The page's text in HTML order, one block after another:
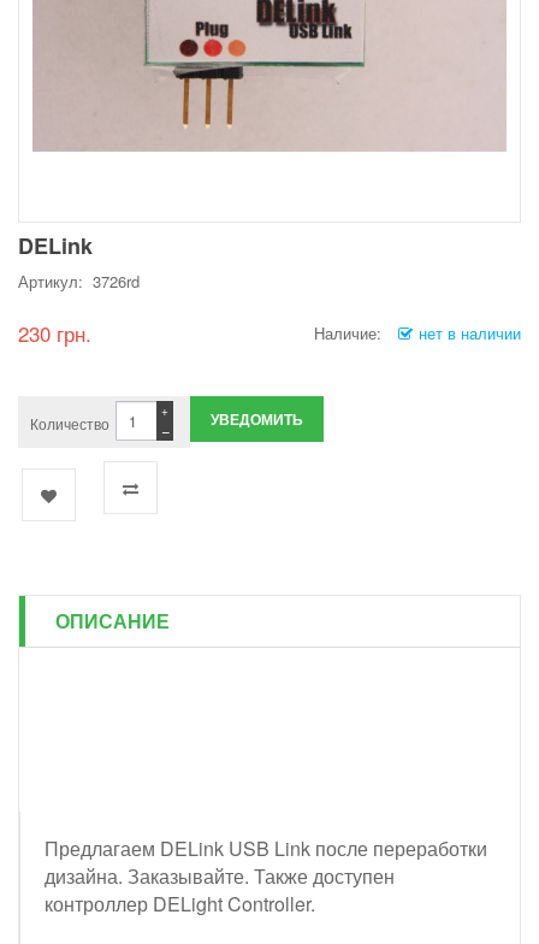
DELink
Артикул: 3726rd
230 грн. Наличие: нет в наличии
Количество −
+ УВЕДОМИТЬ
ОПИСАНИЕ
Предлагаем DELink USB Link после переработки
дизайна. Заказывайте. Также доступен
контроллер DELight Controller.